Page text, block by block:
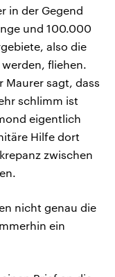
in der Gegend
und 100.000
also die
fliehen.
Maurer sagt, dass
schlimm ist
eigentlich
Hilfe dort
zwischen
nicht genau die
ein